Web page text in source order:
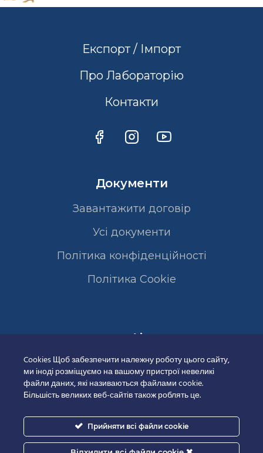
Експорт / Імпорт
Про Лабораторію
Контакти
Документи
Завантажити договір
Усі документи
Політика конфіденційності
Полiтика Cookie
Сертифікати
Cookies Щоб забезпечити належну роботу цього сайту,
ми іноді розміщуємо на вашому пристрої невеликі
файли даних, які називаються файлами cookie.
Більшість великих веб-сайтів також роблять це.
Прийняти всі файли cookie